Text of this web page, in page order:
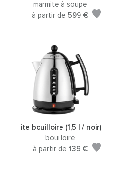
marmite à soupe
à partir de 599 €
lite bouilloire (1,5 l / noir)
bouilloire
à partir de 139 €